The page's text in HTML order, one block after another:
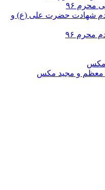
۹۶
شهادت حضرت علی (ع) و
محرم ۹۶
مکس
معظم و مجید مکس